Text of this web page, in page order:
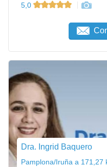
5,0
Dra. Ingrid Baquero
Pamplona/Iruña a 171,27